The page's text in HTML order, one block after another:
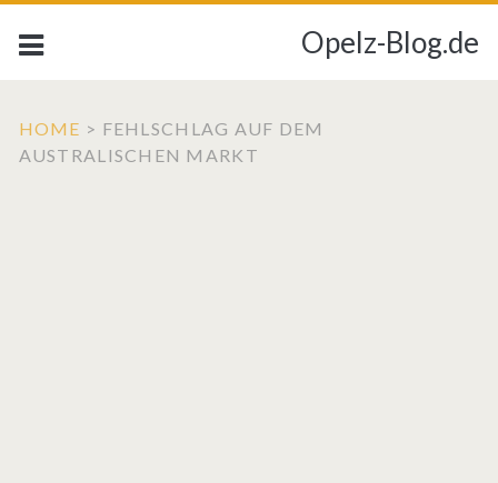
Opelz-Blog.de
HOME > FEHLSCHLAG AUF DEM
AUSTRALISCHEN MARKT